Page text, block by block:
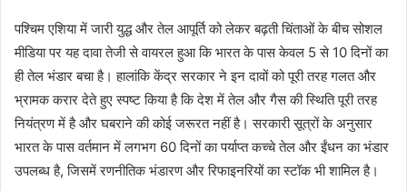
पश्चिम एशिया में जारी युद्ध और तेल आपूर्ति को लेकर बढ़ती चिंताओं के बीच सोशल
मीडिया पर यह दावा तेजी से वायरल हुआ कि भारत के पास केवल 5 से 10 दिनों का
ही तेल भंडार बचा है। हालांकि केंद्र सरकार ने इन दावों को पूरी तरह गलत और
भ्रामक करार देते हुए स्पष्ट किया है कि देश में तेल और गैस की स्थिति पूरी तरह
नियंत्रण में है और घबराने की कोई जरूरत नहीं है। सरकारी सूत्रों के अनुसार
भारत के पास वर्तमान में लगभग 60 दिनों का पर्याप्त कच्चे तेल और ईंधन का भंडार
उपलब्ध है, जिसमें रणनीतिक भंडारण और रिफाइनरियों का स्टॉक भी शामिल है।